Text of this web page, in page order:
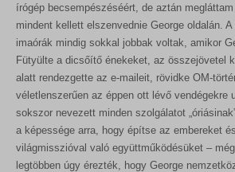
írógép becsempészéséért, de aztán
mindent kellett elszenvednie George oldalán.
imaórák mindig sokkal jobbak voltak, amikor
Fütyülte a dicsőítő énekeket, az összejövetel
alatt rendezgette az e-maileit, rövidke OM-
véletlenszerűen az éppen ott lévő vendégekre
sokszor nevezett minden szolgálatot
a képessége arra, hogy építse az embereket
világmisszióval való együttműködésüket –
legtöbben úgy érezték, hogy George